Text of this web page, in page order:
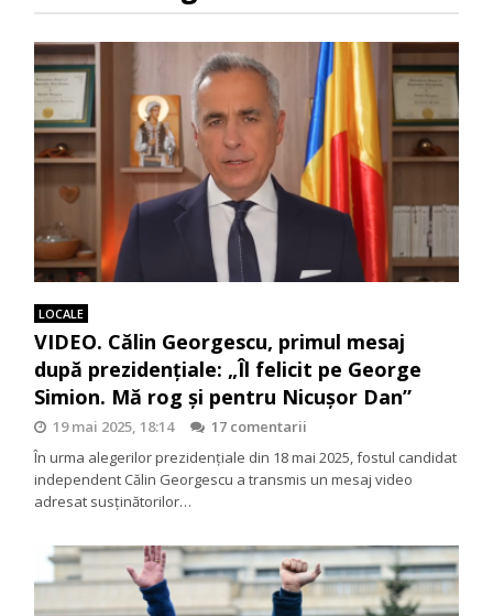
LOCALE
VIDEO. Călin Georgescu, primul mesaj
după prezidențiale: „Îl felicit pe George
Simion. Mă rog și pentru Nicușor Dan”
19 mai 2025, 18:14
17 comentarii
În urma alegerilor prezidențiale din 18 mai 2025, fostul candidat
independent Călin Georgescu a transmis un mesaj video
adresat susținătorilor…